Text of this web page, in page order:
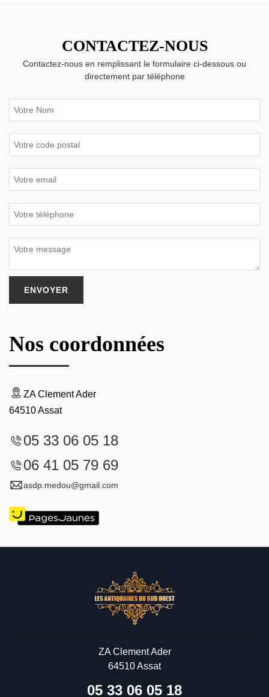
CONTACTEZ-NOUS
Contactez-nous en remplissant le formulaire ci-dessous ou
directement par téléphone
Nos coordonnées
ZA Clement Ader
64510 Assat
05 33 06 05 18
06 41 05 79 69
asdp.medou@gmail.com
ZA Clement Ader
64510 Assat
05 33 06 05 18